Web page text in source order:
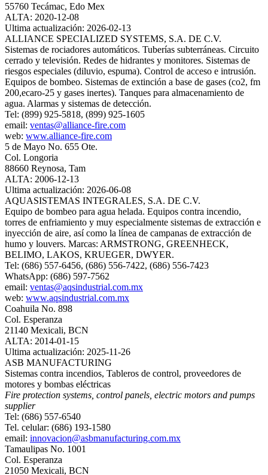
55760 Tecámac, Edo Mex
ALTA: 2020-12-08
Ultima actualización: 2026-02-13
ALLIANCE SPECIALIZED SYSTEMS, S.A. DE C.V.
Sistemas de rociadores automáticos. Tuberías subterráneas. Circuito
cerrado y televisión. Redes de hidrantes y monitores. Sistemas de
riesgos especiales (diluvio, espuma). Control de acceso e intrusión.
Equipos de bombeo. Sistemas de extinción a base de gases (co2, fm
200,ecaro-25 y gases inertes). Tanques para almacenamiento de
agua. Alarmas y sistemas de detección.
Tel: (899) 925-5818, (899) 925-1605
email: ventas@alliance-fire.com
web: www.alliance-fire.com
5 de Mayo No. 655 Ote.
Col. Longoria
88660 Reynosa, Tam
ALTA: 2006-12-13
Ultima actualización: 2026-06-08
AQUASISTEMAS INTEGRALES, S.A. DE C.V.
Equipo de bombeo para agua helada. Equipos contra incendio,
torres de enfriamiento y muy especialmente sistemas de extracción e
inyección de aire, así como la línea de campanas de extracción de
humo y louvers. Marcas: ARMSTRONG, GREENHECK,
BELIMO, LAKOS, KRUEGER, DWYER.
Tel: (686) 557-6456, (686) 556-7422, (686) 556-7423
WhatsApp: (686) 597-7562
email: ventas@aqsindustrial.com.mx
web: www.aqsindustrial.com.mx
Coahuila No. 898
Col. Esperanza
21140 Mexicali, BCN
ALTA: 2014-01-15
Ultima actualización: 2025-11-26
ASB MANUFACTURING
Sistemas contra incendios, Tableros de control, proveedores de
motores y bombas eléctricas
Fire protection systems, control panels, electric motors and pumps
supplier
Tel: (686) 557-6540
Tel. celular: (686) 193-1580
email: innovacion@asbmanufacturing.com.mx
Tamaulipas No. 1001
Col. Esperanza
21050 Mexicali, BCN